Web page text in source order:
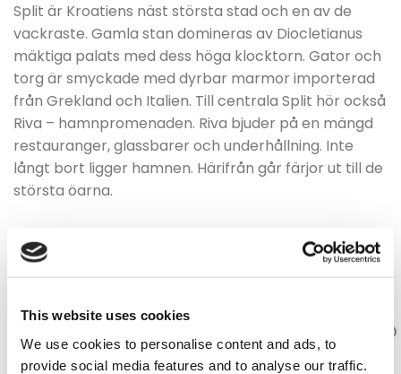
This website uses cookies
We use cookies to personalise content and ads, to
provide social media features and to analyse our traffic.
Split är Kroatiens näst största stad och en av de
vackraste. Gamla stan domineras av Diocletianus
mäktiga palats med dess höga klocktorn. Gator och
torg är smyckade med dyrbar marmor importerad
från Grekland och Italien. Till centrala Split hör också
Riva – hamnpromenaden. Riva bjuder på en mängd
restauranger, glassbarer och underhållning. Inte
långt bort ligger hamnen. Härifrån går färjor ut till de
största öarna.